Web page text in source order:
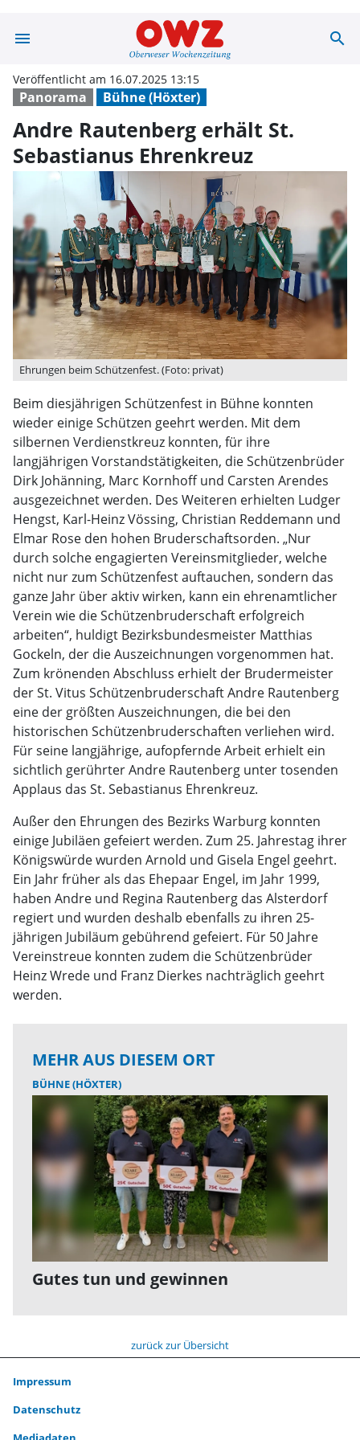
menu Andre search
Panorama Bühne (Höxter)
Veröffentlicht am 16.07.2025 13:15
Andre Rautenberg erhält St.
Sebastianus Ehrenkreuz
Ehrungen beim Schützenfest. (Foto: privat)
Beim diesjährigen Schützenfest in Bühne konnten
wieder einige Schützen geehrt werden. Mit dem
silbernen Verdienstkreuz konnten, für ihre
langjährigen Vorstandstätigkeiten, die Schützenbrüder
Dirk Johänning, Marc Kornhoff und Carsten Arendes
ausgezeichnet werden. Des Weiteren erhielten Ludger
Hengst, Karl-Heinz Vössing, Christian Reddemann und
Elmar Rose den hohen Bruderschaftsorden. „Nur
durch solche engagierten Vereinsmitglieder, welche
nicht nur zum Schützenfest auftauchen, sondern das
ganze Jahr über aktiv wirken, kann ein ehrenamtlicher
Verein wie die Schützenbruderschaft erfolgreich
arbeiten“, huldigt Bezirksbundesmeister Matthias
Gockeln, der die Auszeichnungen vorgenommen hat.
Zum krönenden Abschluss erhielt der Brudermeister
der St. Vitus Schützenbruderschaft Andre Rautenberg
eine der größten Auszeichnungen, die bei den
historischen Schützenbruderschaften verliehen wird.
Für seine langjährige, aufopfernde Arbeit erhielt ein
sichtlich gerührter Andre Rautenberg unter tosenden
Applaus das St. Sebastianus Ehrenkreuz.
Außer den Ehrungen des Bezirks Warburg konnten
einige Jubiläen gefeiert werden. Zum 25. Jahrestag ihrer
Königswürde wurden Arnold und Gisela Engel geehrt.
Ein Jahr früher als das Ehepaar Engel, im Jahr 1999,
haben Andre und Regina Rautenberg das Alsterdorf
regiert und wurden deshalb ebenfalls zu ihren 25-
jährigen Jubiläum gebührend gefeiert. Für 50 Jahre
Vereinstreue konnten zudem die Schützenbrüder
Heinz Wrede und Franz Dierkes nachträglich geehrt
werden.
MEHR AUS DIESEM ORT
BÜHNE (HÖXTER)
Gutes tun und gewinnen
zurück zur Übersicht
Impressum
Datenschutz